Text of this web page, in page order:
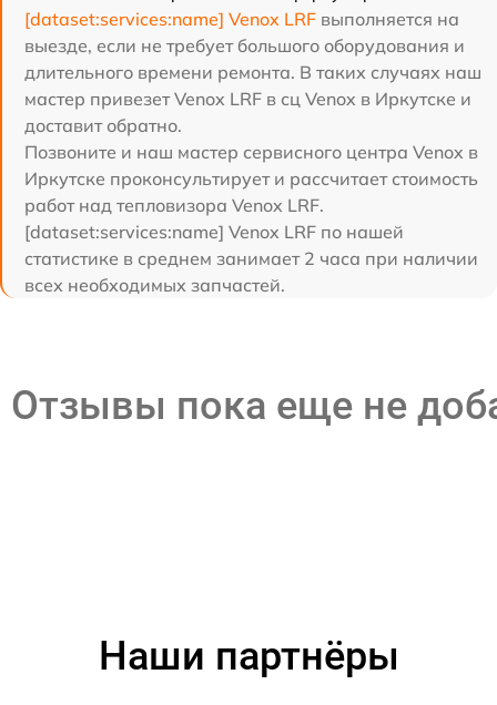
[dataset:services:name] Venox LRF выполняется на
выезде, если не требует большого оборудования и
длительного времени ремонта. В таких случаях наш
мастер привезет Venox LRF в сц Venox в Иркутске и
доставит обратно.
Позвоните и наш мастер сервисного центра Venox в
Иркутске проконсультирует и рассчитает стоимость
работ над тепловизора Venox LRF.
[dataset:services:name] Venox LRF по нашей
статистике в среднем занимает 2 часа при наличии
всех необходимых запчастей.
Отзывы пока еще не
Наши партнёры